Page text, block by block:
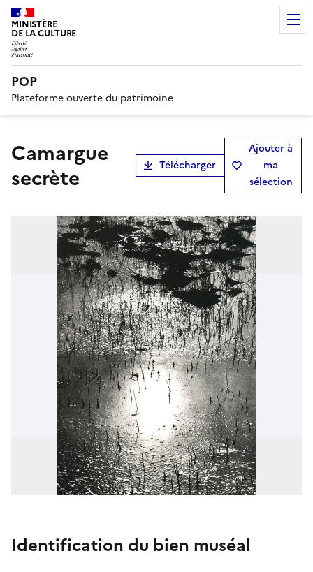
MINISTÈRE
DE LA CULTURE
POP
Plateforme ouverte du patrimoine
Camargue
secrète
Télécharger
Ajouter à
ma
sélection
Identification du bien muséal